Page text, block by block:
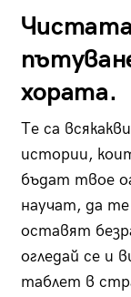
хората.
Те са
истории,
бъдат твое
научат, да
оставят
огледай се и
таблет в